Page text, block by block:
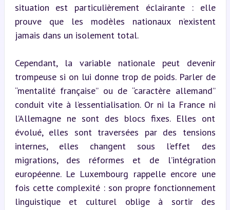
situation est particulièrement éclairante : elle
prouve que les modèles nationaux n’existent
jamais dans un isolement total.
Cependant, la variable nationale peut devenir
trompeuse si on lui donne trop de poids. Parler de
“mentalité française” ou de “caractère allemand”
conduit vite à l’essentialisation. Or ni la France ni
l’Allemagne ne sont des blocs fixes. Elles ont
évolué, elles sont traversées par des tensions
internes, elles changent sous l’effet des
migrations, des réformes et de l’intégration
européenne. Le Luxembourg rappelle encore une
fois cette complexité : son propre fonctionnement
linguistique et culturel oblige à sortir des